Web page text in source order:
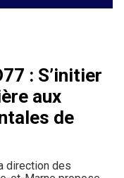
: S’initier
aux
de
direction des